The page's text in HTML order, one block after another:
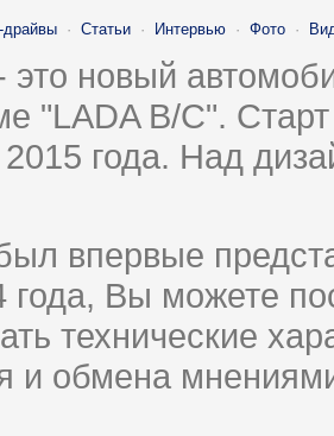
драйвы · Статьи · Интервью · Фото ·
это новый
"LADA B/C".
2015 года. Над
впервые
года, Вы можете
технические
и обмена